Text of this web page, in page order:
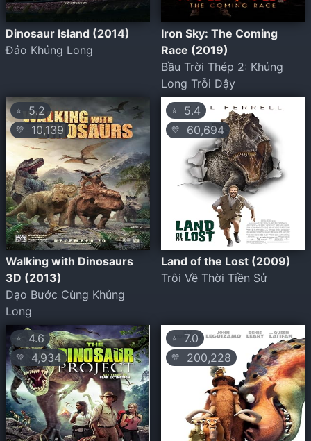
Dinosaur Island (2014)
Đảo Khủng Long
Iron Sky: The Coming
Race (2019)
Bầu Trời Thép 2: Khủng
Long Trỗi Dậy
⭐ 5.2
💛 10,139
Walking with Dinosaurs
3D (2013)
Dạo Bước Cùng Khủng
Long
⭐ 5.4
💛 60,694
Land of the Lost (2009)
Trôi Về Thời Tiền Sử
⭐ 4.6
💛 4,934
⭐ 7.0
💛 200,228